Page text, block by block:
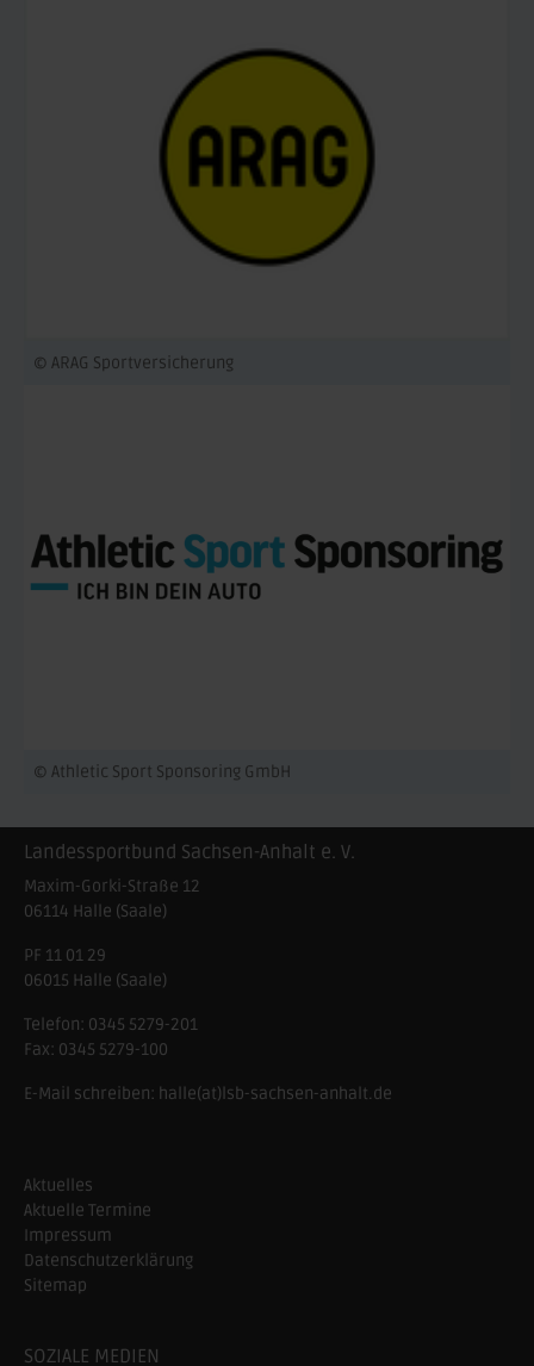
© ARAG Sportversicherung
© Athletic Sport Sponsoring GmbH
Landessportbund Sachsen-Anhalt e. V.
Maxim-Gorki-Straße 12
06114 Halle (Saale)
PF 11 01 29
06015 Halle (Saale)
Telefon: 0345 5279-201
Fax: 0345 5279-100
E-Mail schreiben: halle(at)lsb-sachsen-anhalt.de
Aktuelles
Aktuelle Termine
Impressum
Datenschutzerklärung
Sitemap
SOZIALE MEDIEN